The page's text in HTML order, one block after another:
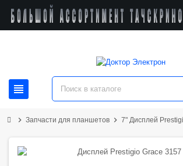
view_headline
chevron_right Запчасти для планшетов chevron_right 7" Дисплей